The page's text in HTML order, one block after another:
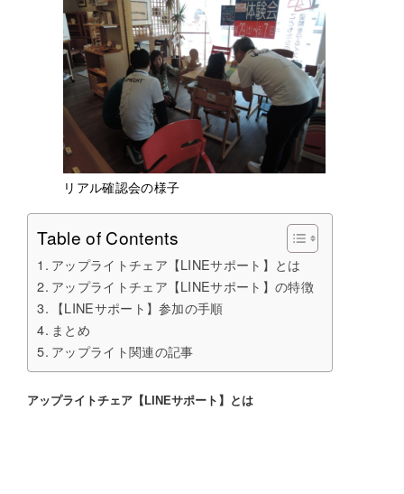
リアル確認会の様子
Table of Contents
アップライトチェア【LINEサポート】とは
アップライトチェア【LINEサポート】の特徴
【LINEサポート】参加の手順
まとめ
アップライト関連の記事
アップライトチェア【LINEサポート】とは